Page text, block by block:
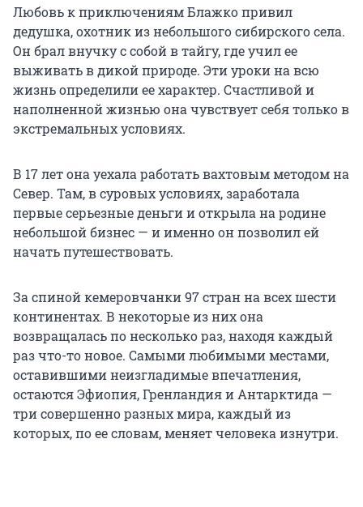
Любовь к приключениям Блажко привил
дедушка, охотник из небольшого сибирского села.
Он брал внучку с собой в тайгу, где учил ее
выживать в дикой природе. Эти уроки на всю
жизнь определили ее характер. Счастливой и
наполненной жизнью она чувствует себя только в
экстремальных условиях.
В 17 лет она уехала работать вахтовым методом на
Север. Там, в суровых условиях, заработала
первые серьезные деньги и открыла на родине
небольшой бизнес — и именно он позволил ей
начать путешествовать.
За спиной кемеровчанки 97 стран на всех шести
континентах. В некоторые из них она
возвращалась по несколько раз, находя каждый
раз что-то новое. Самыми любимыми местами,
оставившими неизгладимые впечатления,
остаются Эфиопия, Гренландия и Антарктида —
три совершенно разных мира, каждый из
которых, по ее словам, меняет человека изнутри.